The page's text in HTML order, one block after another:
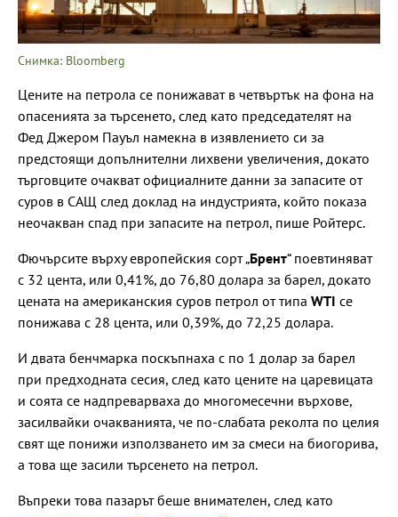
Снимка: Bloomberg
Цените на петрола се понижават в четвъртък на фона на
опасенията за търсенето, след като председателят на
Фед Джером Пауъл намекна в изявлението си за
предстоящи допълнителни лихвени увеличения, докато
търговците очакват официалните данни за запасите от
суров в САЩ след доклад на индустрията, който показа
неочакван спад при запасите на петрол, пише Ройтерс.
Фючърсите върху европейския сорт „Брент“ поевтиняват
с 32 цента, или 0,41%, до 76,80 долара за барел, докато
цената на американския суров петрол от типа WTI се
понижава с 28 цента, или 0,39%, до 72,25 долара.
И двата бенчмарка поскъпнаха с по 1 долар за барел
при предходната сесия, след като цените на царевицата
и соята се надпреварваха до многомесечни върхове,
засилвайки очакванията, че по-слабата реколта по целия
свят ще понижи използването им за смеси на биогорива,
а това ще засили търсенето на петрол.
Въпреки това пазарът беше внимателен, след като